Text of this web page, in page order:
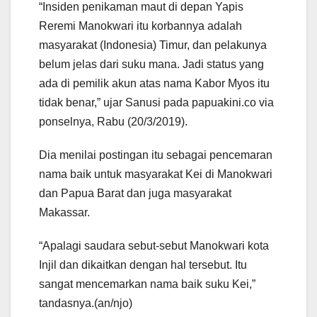
“Insiden penikaman maut di depan Yapis
Reremi Manokwari itu korbannya adalah
masyarakat (Indonesia) Timur, dan pelakunya
belum jelas dari suku mana. Jadi status yang
ada di pemilik akun atas nama Kabor Myos itu
tidak benar,” ujar Sanusi pada papuakini.co via
ponselnya, Rabu (20/3/2019).
Dia menilai postingan itu sebagai pencemaran
nama baik untuk masyarakat Kei di Manokwari
dan Papua Barat dan juga masyarakat
Makassar.
“Apalagi saudara sebut-sebut Manokwari kota
Injil dan dikaitkan dengan hal tersebut. Itu
sangat mencemarkan nama baik suku Kei,”
tandasnya.(an/njo)